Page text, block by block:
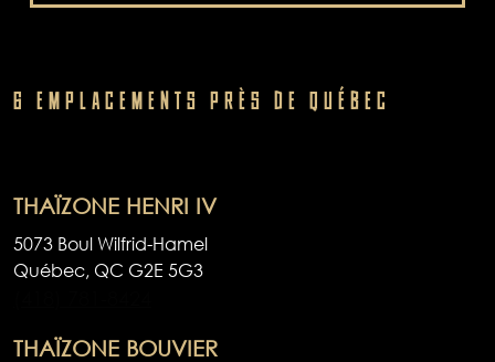
6 EMPLACEMENTS PRÈS DE QUÉBEC
THAÏZONE HENRI IV
5073 Boul Wilfrid-Hamel
Québec, QC G2E 5G3
THAÏZONE BOUVIER